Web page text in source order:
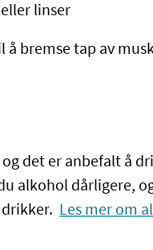
linser
bremse tap av
det er anbefalt å
alkohol dårligere,
Les mer om